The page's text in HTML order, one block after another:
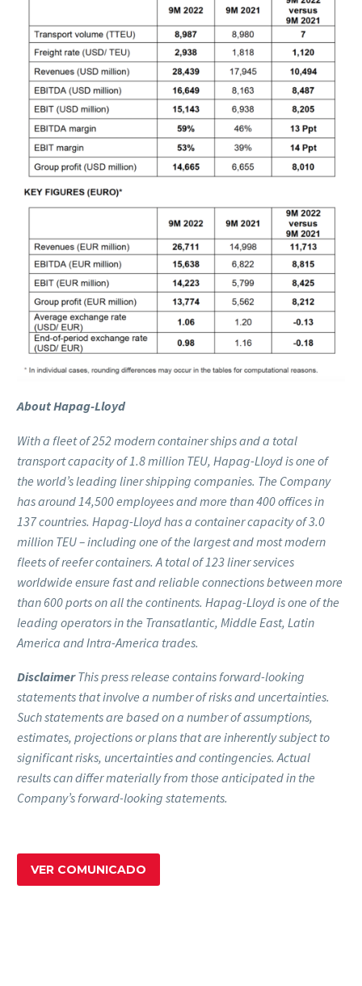
About Hapag-Lloyd
With a fleet of 252 modern container ships and a total
transport capacity of 1.8 million TEU, Hapag-Lloyd is one of
the world’s leading liner shipping companies. The Company
has around 14,500 employees andmore than400offices in
137 countries. Hapag-Lloyd has a container capacity of 3.0
million TEU – including one of the largest and most modern
fleets of reefer containers. A total of 123 liner services
worldwide ensure fast and reliable connections between more
than 600 ports on all the continents. Hapag-Lloyd is one of the
leading operators in the Transatlantic, Middle East, Latin
America and Intra-America trades.
DisclaimerThis press release contains forward-looking
statements that involve a number of risks and uncertainties.
Such statements are based on a number of assumptions,
estimates, projections or plans that are inherently subject to
significant risks, uncertainties and contingencies. Actual
results can differ materially from those anticipated in the
Company’s forward-looking statements.
VER COMUNICADO